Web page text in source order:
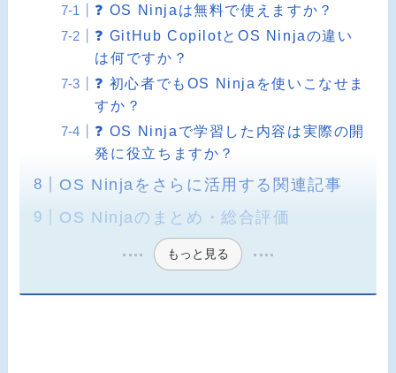
❓ OS Ninjaは無料で使えますか？
❓ GitHub CopilotとOS Ninjaの違い
は何ですか？
❓ 初心者でもOS Ninjaを使いこなせま
すか？
❓ OS Ninjaで学習した内容は実際の開
発に役立ちますか？
OS Ninjaをさらに活用する関連記事
OS Ninjaのまとめ・総合評価
もっと見る